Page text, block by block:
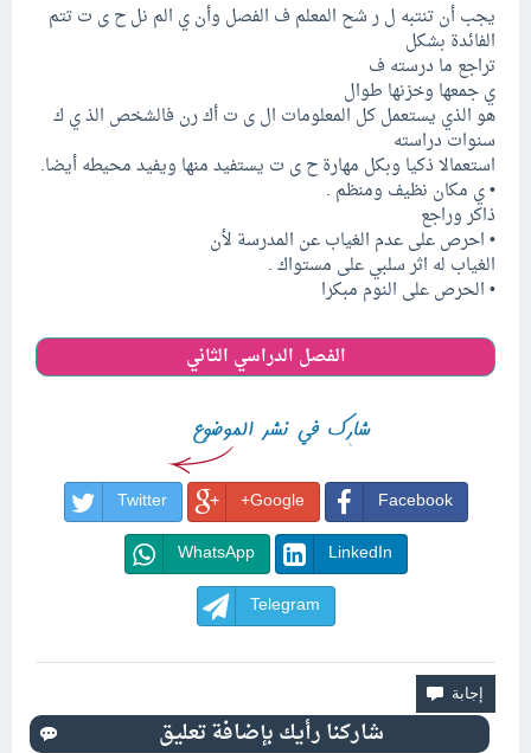
يجب أن تنتبه ل ر شح المعلم ف الفصل وأن ي الم نل ح ى ت تتم
الفائدة بشكل
تراجع ما درسته ف
ي جمعها وخزنها طوال
هو الذي يستعمل كل المعلومات ال ى ت أك رن فالشخص الذ ي ك
سنوات دراسته
استعمالا ذكيا وبكل مهارة ح ى ت يستفيد منها ويفيد محيطه أيضا.
• ي مكان نظيف ومنظم .
ذاكر وراجع
• احرص على عدم الغياب عن المدرسة لأن
الغياب له اثر سلبي على مستواك .
• الحرص على النوم مبكرا
الفصل الدراسي الثاني
Facebook
Google+
Twitter
LinkedIn
WhatsApp
Telegram